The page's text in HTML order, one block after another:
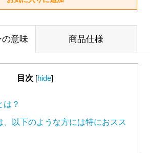
意味 商品仕様
目次 [hide]
は？
、以下のような方には特におスス